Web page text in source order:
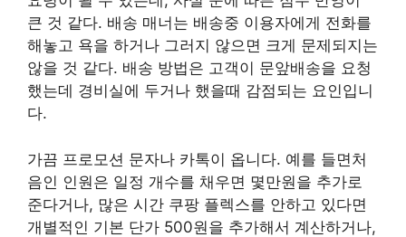
큰 것 같다. 배송 매너는 배송중 이용자에게 전화를
해놓고 욕을 하거나 그러지 않으면 크게 문제되지는
않을 것 같다. 배송 방법은 고객이 문앞배송을 요청
했는데 경비실에 두거나 했을때 감점되는 요인입니
다.
가끔 프로모션 문자나 카톡이 옵니다. 예를 들면처
음인 인원은 일정 개수를 채우면 몇만원을 추가로
준다거나, 많은 시간 쿠팡 플렉스를 안하고 있다면
개별적인 기본 단가 500원을 추가해서 계산하거나,